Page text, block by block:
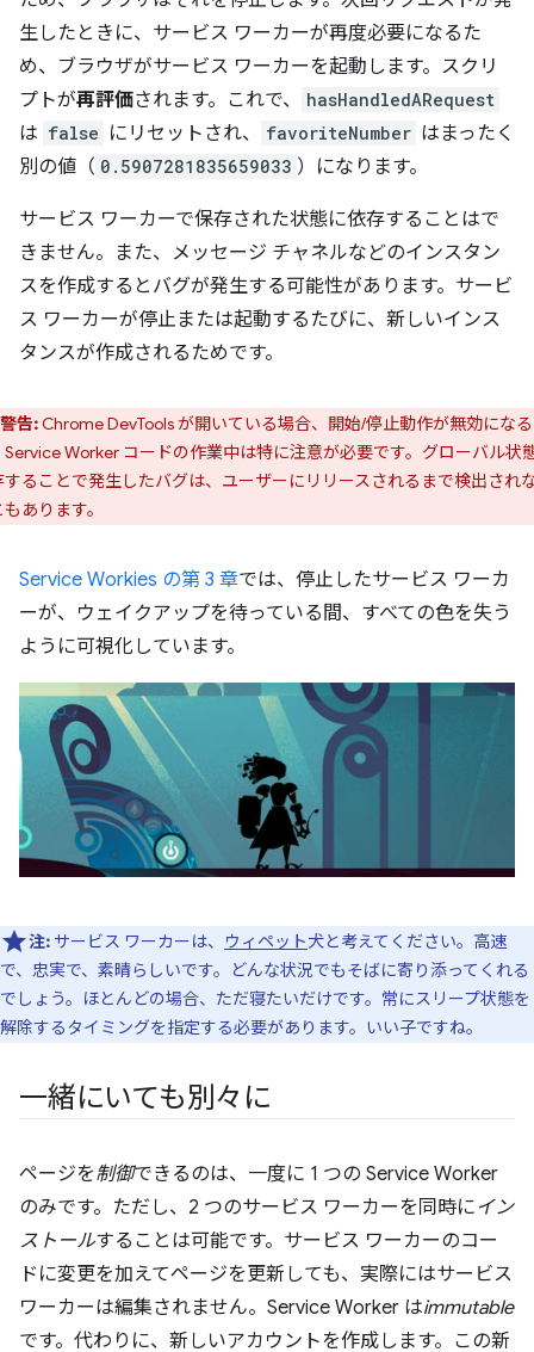
生したときに、サービス ワーカーが再度必要になるた
め、ブラウザがサービス ワーカーを起動します。スクリ
プトが再評価されます。これで、 hasHandledARequest
は false にリセットされ、 favoriteNumber はまったく
別の値（ 0.5907281835659033 ）になります。
サービス ワーカーで保存された状態に依存することはで
きません。また、メッセージ チャネルなどのインスタン
スを作成するとバグが発生する可能性があります。サービ
ス ワーカーが停止または起動するたびに、新しいインス
タンスが作成されるためです。
警告:Chrome DevTools が開いている場合、開始/停止動作が無効にな
Service Worker コードの作業中は特に注意が必要です。グローバル状
することで発生したバグは、ユーザーにリリースされるまで検出され
あります。
Service Workies の第 3 章では、停止したサービス ワーカ
ーが、ウェイクアップを待っている間、すべての色を失う
ように可視化しています。
注: サービス ワーカーは、 ウィペット犬と考えてください。高速
で、忠実で、素晴らしいです。どんな状況でもそばに寄り添ってくれる
でしょう。ほとんどの場合、ただ寝たいだけです。常にスリープ状態を
解除するタイミングを指定する必要があります。いい子ですね。
一緒にいても別々に
ページを制御できるのは、一度に 1 つの Service Worker
のみです。ただし、2 つのサービス ワーカーを同時に イン
ストールすることは可能です。サービス ワーカーのコー
ドに変更を加えてページを更新しても、実際にはサービス
ワーカーは編集されません。Service Worker はimmutable
です。代わりに、新しいアカウントを作成します。この新